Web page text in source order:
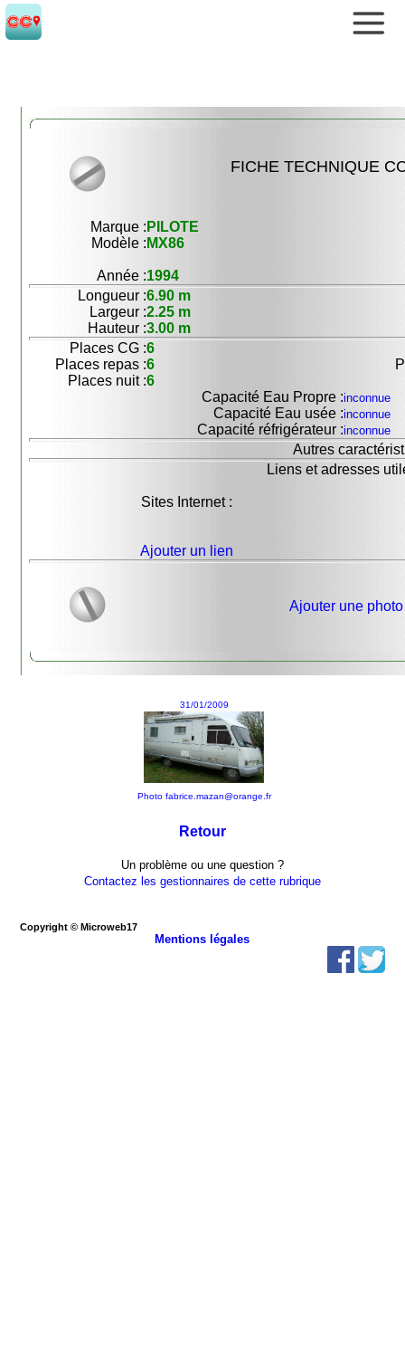
FICHE TECHNIQUE
Marque : PILOTE
Modèle : MX86
Année :1994
Longueur :6.90 m
Largeur :2.25 m
Hauteur :3.00 m
Places CG :6
Places repas :6
Places nuit :6
Capacité Eau Propre :inconnue
Capacité Eau usée :inconnue
Capacité réfrigérateur :inconnue
Autres
Liens et adresses
Sites Internet :
Ajouter un lien
Ajouter une photo
31/01/2009
Photo fabrice.mazan@orange.fr
Retour
Un problème ou une question ?
Contactez les gestionnaires de cette rubrique
Copyright © Microweb17
Mentions légales